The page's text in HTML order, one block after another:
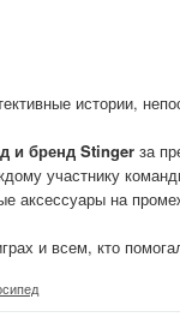
истории,
и бренд Stinger за
участнику
аксессуары на
и всем, кто